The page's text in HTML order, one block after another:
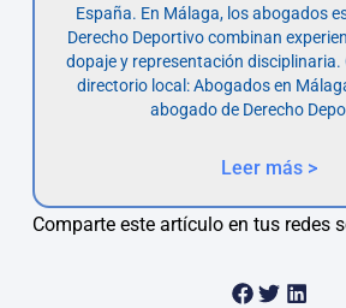
España. En Málaga, los abogados
Derecho Deportivo combinan
dopaje y representación
directorio local: Abogados en
abogado de Derecho
Leer más >
Comparte este artículo en tus redes